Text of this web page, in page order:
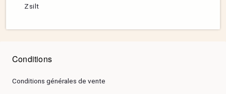
Zsilt
Conditions
Conditions générales de vente